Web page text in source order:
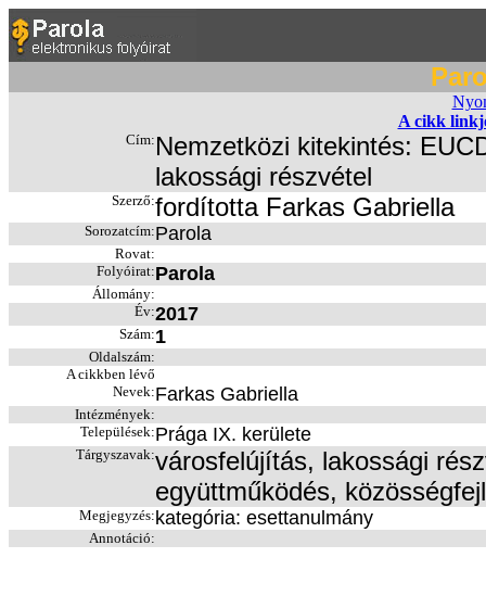
A cikk
Cím: Nemzetközi kitekintés:
lakossági részvétel
Szerző:fordította Farkas Gabriella
Sorozatcím:Parola
Rovat:
Folyóirat:Parola
Állomány:
Év:2017
Szám:1
Oldalszám:
A cikkben lévő
Nevek:Farkas Gabriella
Intézmények:
Települések:Prága IX. kerülete
Tárgyszavak:városfelújítás, lakossági
együttműködés,
Megjegyzés: kategória: esettanulmány
Annotáció: